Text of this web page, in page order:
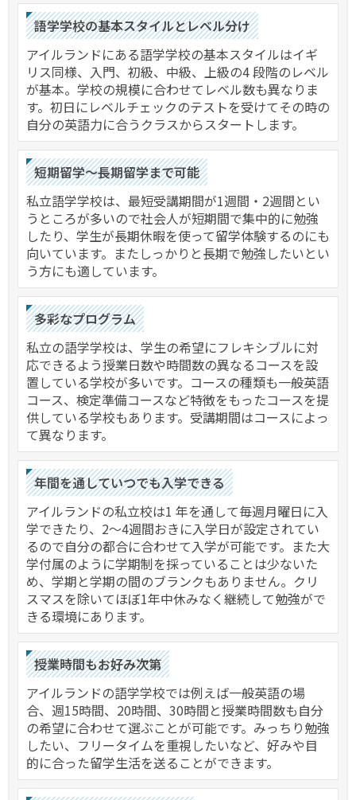
語学学校の基本スタイルとレベル分け
アイルランドにある語学学校の基本スタイルはイギ
リス同様、入門、初級、中級、上級の4 段階のレベル
が基本。学校の規模に合わせてレベル数も異なりま
す。初日にレベルチェックのテストを受けてその時の
自分の英語力に合うクラスからスタートします。
短期留学～長期留学まで可能
私立語学学校は、最短受講期間が1週間・2週間とい
うところが多いので社会人が短期間で集中的に勉強
したり、学生が長期休暇を使って留学体験するのにも
向いています。またしっかりと長期で勉強したいとい
う方にも適しています。
多彩なプログラム
私立の語学学校は、学生の希望にフレキシブルに対
応できるよう授業日数や時間数の異なるコースを設
置している学校が多いです。コースの種類も一般英語
コース、検定準備コースなど特徴をもったコースを提
供している学校もあります。受講期間はコースによっ
て異なります。
年間を通していつでも入学できる
アイルランドの私立校は1 年を通して毎週月曜日に入
学できたり、2～4週間おきに入学日が設定されてい
るので自分の都合に合わせて入学が可能です。また大
学付属のように学期制を採っていることは少ないた
め、学期と学期の間のブランクもありません。クリ
スマスを除いてほぼ1年中休みなく継続して勉強がで
きる環境にあります。
授業時間もお好み次第
アイルランドの語学学校では例えば一般英語の場
合、週15時間、20時間、30時間と授業時間数も自分
の希望に合わせて選ぶことが可能です。みっちり勉強
したい、フリータイムを重視したいなど、好みや目
的に合った留学生活を送ることができます。